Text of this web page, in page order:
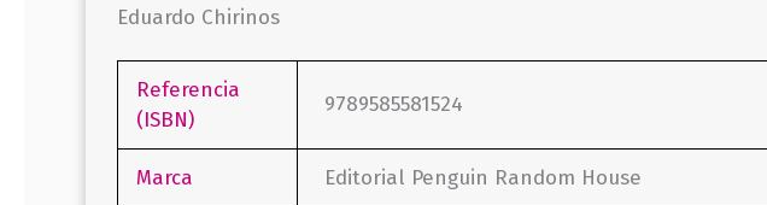
Eduardo Chirinos
Referencia
(ISBN)
9789585581524
Marca Editorial Penguin Random House